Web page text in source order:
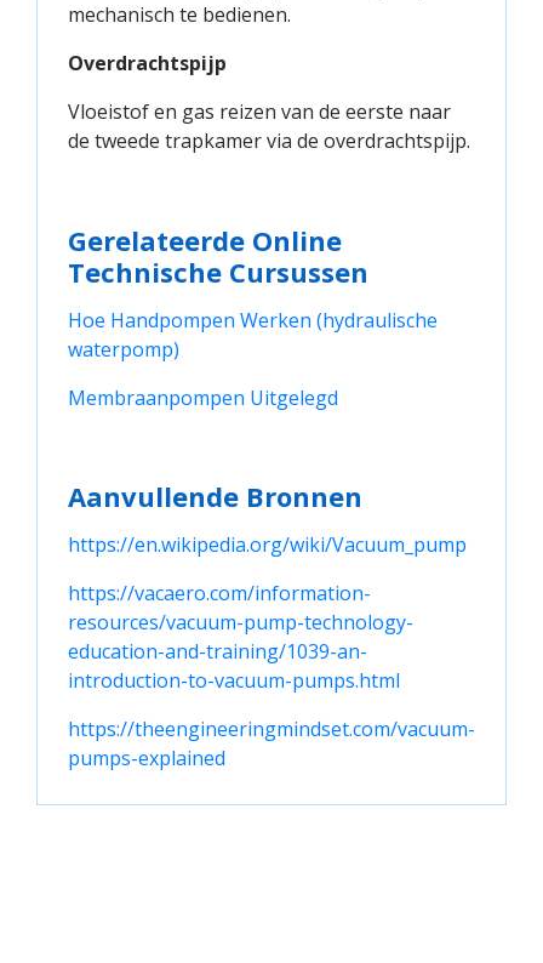
mechanisch te bedienen.
Overdrachtspijp
Vloeistof en gas reizen van de eerste naar
de tweede trapkamer via de overdrachtspijp.
Gerelateerde Online
Technische Cursussen
Hoe Handpompen Werken (hydraulische
waterpomp)
Membraanpompen Uitgelegd
Aanvullende Bronnen
https://en.wikipedia.org/wiki/Vacuum_pump
https://vacaero.com/information-
resources/vacuum-pump-technology-
education-and-training/1039-an-
introduction-to-vacuum-pumps.html
https://theengineeringmindset.com/vacuum-
pumps-explained